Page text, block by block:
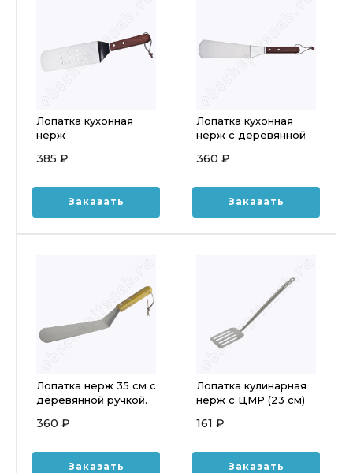
Лопатка кухонная
нерж
деревянной ручкой
385 ₽
Заказать
Лопатка кухонная
нерж с деревянной
360 ₽
Заказать
Лопатка нерж 35 см с
деревянной ручкой.
360 ₽
Заказать
Лопатка кулинарная
нерж с ЦМР (23 см)
161 ₽
Заказать